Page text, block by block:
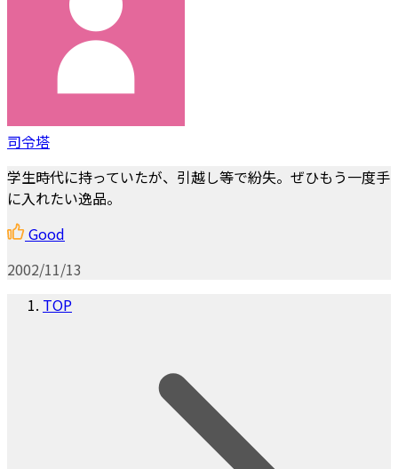
司令塔
学生時代に持っていたが、引越し等で紛失。ぜひもう一度手
に入れたい逸品。
Good
2002/11/13
TOP